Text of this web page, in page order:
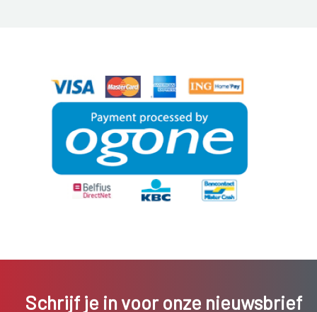
Schrijf je in voor onze nieuwsbrief